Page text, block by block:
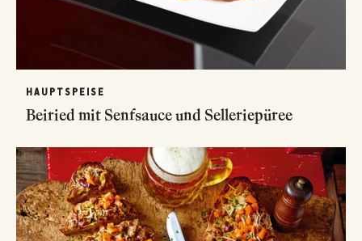
HAUPTSPEISE
Beiried mit Senfsauce und Selleriepüree